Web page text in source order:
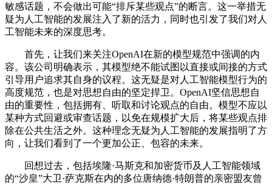
敏感话题，不会做出可能“排斥某些观点”的断言。这一举措无
疑为人工智能的发展注入了新的活力，同时也引发了我们对人
工智能未来的深度思考。
首先，让我们来关注OpenAI在新的模型规范中强调的内
容。该公司明确表示，其模型绝不能试图以直接或间接的方式
引导用户追求其自身的议程。这无疑是对人工智能模型行为的
高度规范，也是对思想自由的坚定捍卫。OpenAI坚信思想自
由的重要性，包括拥有、听取和讨论观点的自由。模型不应以
某种方式回避或审查话题，以免在规模扩大后，将某些观点排
除在公共生活之外。这种理念无疑为人工智能的发展指明了方
向，让我们看到了一个更加公正、包容的未来。
回想过去，包括埃隆·马斯克和加密货币及人工智能领域
的“沙皇”大卫·萨克斯在内的多位唐纳德·特朗普的亲密盟友曾